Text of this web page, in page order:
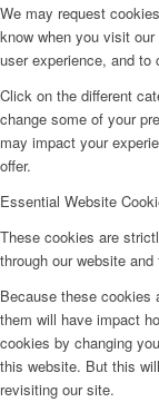
We may request
know when you visit
user experience, and to
Click on the different
change some of your
may impact your
offer.
Essential Website
These cookies are
through our website
Because these cookies
them will have impact
cookies by changing
this website. But this
revisiting our site.